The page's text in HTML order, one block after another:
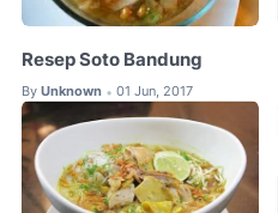
Resep Soto Bandung
By Unknown • 01 Jun, 2017